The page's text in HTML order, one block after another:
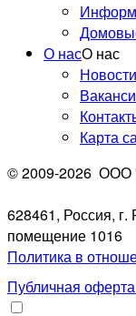
О насО нас
Новости
Карта
© 2009-2026 ООО
628461, Россия,
помещение 1016
Политика в
Публичная оферта